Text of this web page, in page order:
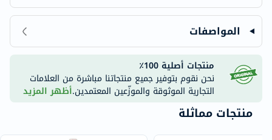
المواصفات
منتجات أصلية 100٪
نحن نقوم بتوفير جميع منتجاتنا مباشرة من العلامات
التجارية الموثوقة والموزّعين المعتمدين.أظهر المزيد
منتجات مماثلة